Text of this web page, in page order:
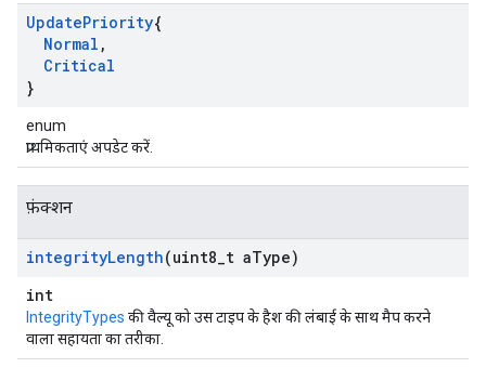
UpdatePriority{
Normal ,
Critical
}
enum
प्राथमिकताएं अपडेट करें.
फ़ंक्शन
integrityLength(uint8 t aType)
int
IntegrityTypes की वैल्यू को उस टाइप के हैश की लंबाई के साथ मैप करने
वाला सहायता का तरीका.